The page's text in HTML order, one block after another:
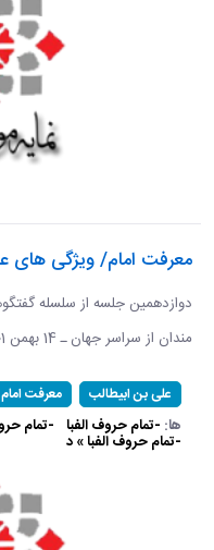
معرفت امام/ ویژگی های
دوازدهمین جلسه از سلسله
مندان از سراسر جهان ـ 14 بهمن 1401
علی بن ابیطالب معرفت امام
ها: -تمام حروف الفبا -تمام
-تمام حروف الفبا » د